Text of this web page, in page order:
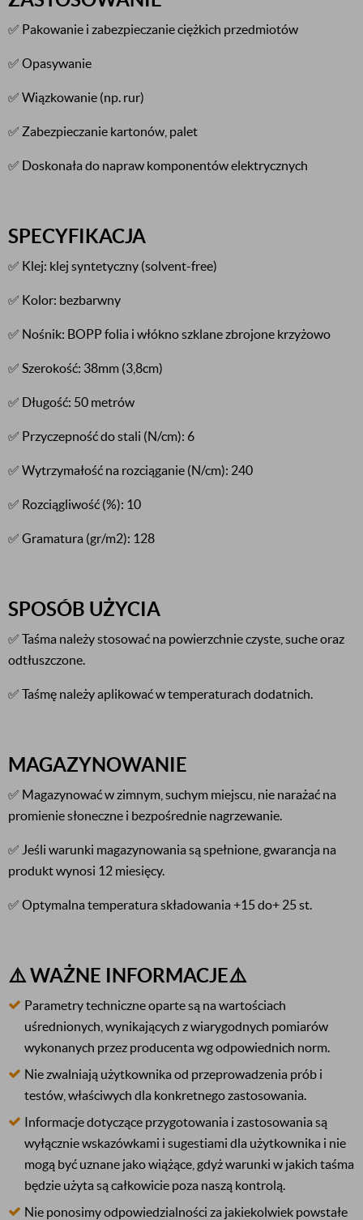
✅ Pakowanie i zabezpieczanie ciężkich przedmiotów
✅ Opasywanie
✅ Wiązkowanie (np. rur)
✅ Zabezpieczanie kartonów, palet
✅ Doskonała do napraw komponentów elektrycznych
SPECYFIKACJA
✅ Klej: klej syntetyczny (solvent-free)
✅ Kolor: bezbarwny
✅ Nośnik: BOPP folia i włókno szklane zbrojone krzyżowo
✅ Szerokość: 38mm (3,8cm)
✅ Długość: 50 metrów
✅ Przyczepność do stali (N/cm): 6
✅ Wytrzymałość na rozciąganie (N/cm): 240
✅ Rozciągliwość (%): 10
✅ Gramatura (gr/m2): 128
SPOSÓB UŻYCIA
✅ Taśma należy stosować na powierzchnie czyste, suche oraz
odtłuszczone.
✅ Taśmę należy aplikować w temperaturach dodatnich.
MAGAZYNOWANIE
✅ Magazynować w zimnym, suchym miejscu, nie narażać na
promienie słoneczne i bezpośrednie nagrzewanie.
✅ Jeśli warunki magazynowania są spełnione, gwarancja na
produkt wynosi 12 miesięcy.
✅ Optymalna temperatura składowania +15 do+ 25 st.
⚠️ WAŻNE INFORMACJE⚠️
Parametry techniczne oparte są na wartościach
uśrednionych, wynikających z wiarygodnych pomiarów
wykonanych przez producenta wg odpowiednich norm.
Nie zwalniają użytkownika od przeprowadzenia prób i
testów, właściwych dla konkretnego zastosowania.
Informacje dotyczące przygotowania i zastosowania są
wyłącznie wskazówkami i sugestiami dla użytkownika i nie
mogą być uznane jako wiążące, gdyż warunki w jakich taśma
będzie użyta są całkowicie poza naszą kontrolą.
Nie ponosimy odpowiedzialności za jakiekolwiek powstałe